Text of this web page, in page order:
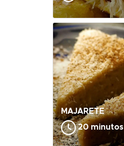
MAJARETE
20 minutos